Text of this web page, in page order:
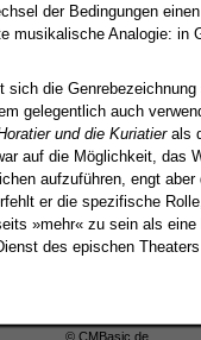
der Bedingungen
musikalische Analogie: in
sich die
gelegentlich auch
und die Kuriatierals
auf die Möglichkeit, das
aufzuführen, engt
er die spezifische
»mehr« zu sein als
des epischen
© CMBasic.de